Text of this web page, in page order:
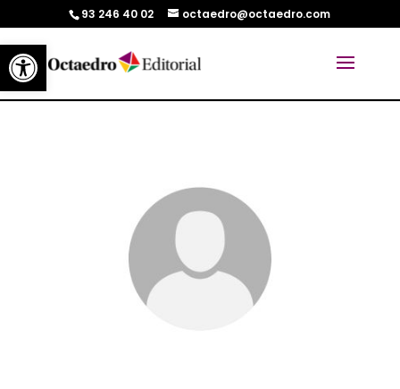
Abrir barra de herramientas
93 246 40 02 octaedro@octaedro.com